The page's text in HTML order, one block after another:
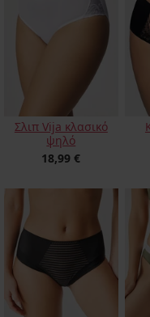
Σλιπ Vija κλασικό
ψηλό
18,99 €